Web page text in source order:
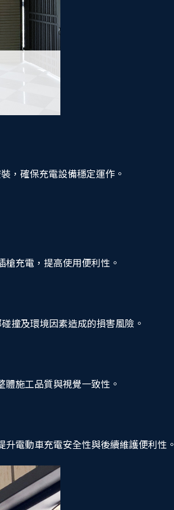
，確保充電設備穩定運作。
充電，提高使用便利性。
撞及環境因素造成的損害風險。
施工品質與視覺一致性。
電動車充電安全性與後續維護便利性。